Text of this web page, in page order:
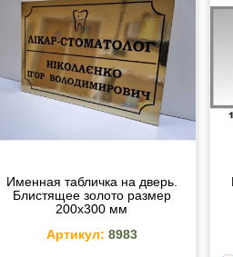
Именная табличка на дверь.
Блистящее золото размер
200х300 мм
Артикул: 8983